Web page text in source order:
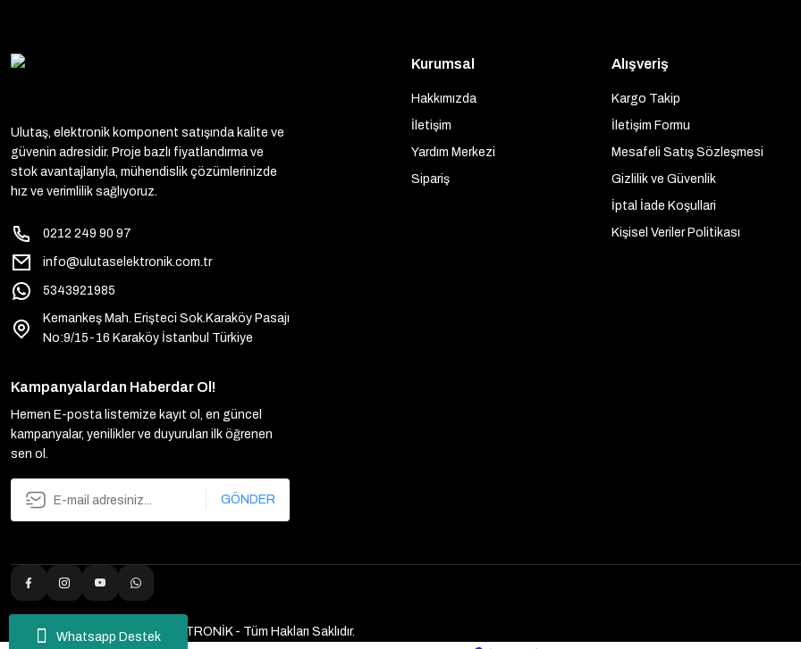
Whatsapp Destek
Ulutaş, elektronik komponent satışında kalite ve
güvenin adresidir. Proje bazlı fiyatlandırma ve
stok avantajlarıyla, mühendislik çözümlerinizde
hız ve verimlilik sağlıyoruz.
0212 249 90 97
info@ulutaselektronik.com.tr
5343921985
Kemankeş Mah. Erişteci Sok.Karaköy Pasajı
No:9/15-16 Karaköy İstanbul Türkiye
Kurumsal
Hakkımızda
İletişim
Yardım Merkezi
Sipariş
Alışveriş
Kargo Takip
İletişim Formu
Mesafeli Satış Sözleşmesi
Gizlilik ve Güvenlik
İptal İade Koşullari
Kişisel Veriler Politikası
Kampanyalardan Haberdar Ol!
Hemen E-posta listemize kayıt ol, en güncel
kampanyalar, yenilikler ve duyuruları ilk öğrenen
sen ol.
GÖNDER
2025 Copyright ULUTAŞ ELEKTRONİK - Tüm Hakları Saklıdır.